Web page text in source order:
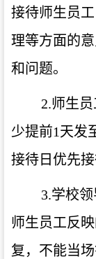
接待师生员
理等方面的
和问题。
2.师生
少提前1天发
接待日优先接
3.学校
师生员工反
复，不能当